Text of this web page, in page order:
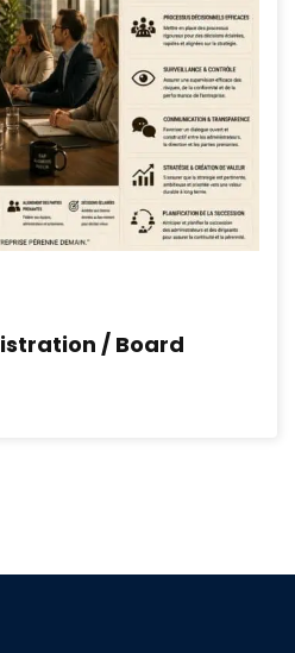
/ Board